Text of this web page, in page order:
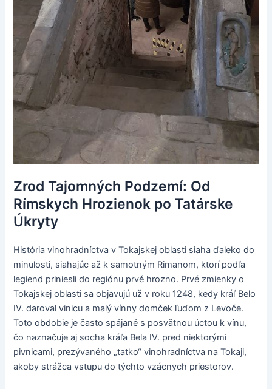
Zrod Tajomných Podzemí: Od
Rímskych Hrozienok po Tatárske
Úkryty
História vinohradníctva v Tokajskej oblasti siaha ďaleko do
minulosti, siahajúc až k samotným Rimanom, ktorí podľa
legiend priniesli do regiónu prvé hrozno. Prvé zmienky o
Tokajskej oblasti sa objavujú už v roku 1248, kedy kráľ Belo
IV. daroval vinicu a malý vínny domček ľuďom z Levoče.
Toto obdobie je často spájané s posvätnou úctou k vínu,
čo naznačuje aj socha kráľa Bela IV. pred niektorými
pivnicami, prezývaného „tatko“ vinohradníctva na Tokaji,
akoby strážca vstupu do týchto vzácnych priestorov.